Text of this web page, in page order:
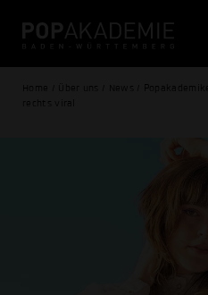
Home / Über uns / News /
rechts viral